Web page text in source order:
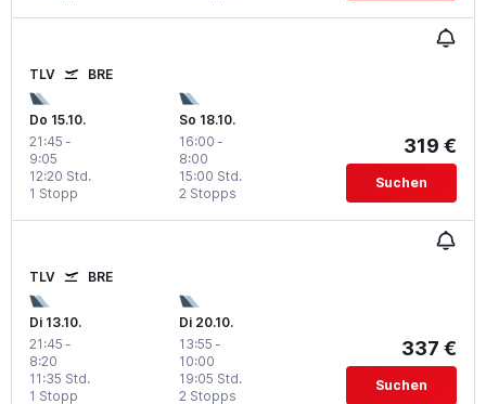
TLV BRE
Do 15.10.
21:45 -
9:05
1 Stopp
12:20 Std.
So 18.10.
16:00 -
8:00
2 Stopps
15:00 Std.
319 €
Suchen
TLV BRE
Di 13.10.
21:45 -
8:20
1 Stopp
11:35 Std.
Di 20.10.
13:55 -
10:00
2 Stopps
19:05 Std.
337 €
Suchen